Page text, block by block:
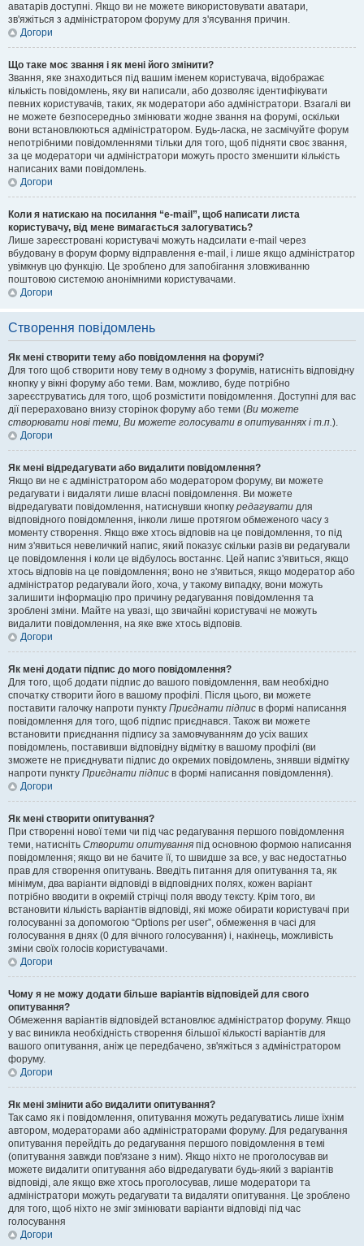
аватарів доступні. Якщо ви не можете використовувати аватари,
зв'яжіться з адміністратором форуму для з'ясування причин.
Догори
Що таке моє звання і як мені його змінити?
Звання, яке знаходиться під вашим іменем користувача, відображає
кількість повідомлень, яку ви написали, або дозволяє ідентифікувати
певних користувачів, таких, як модератори або адміністратори. Взагалі ви
не можете безпосередньо змінювати жодне звання на форумі, оскільки
вони встановлюються адміністратором. Будь-ласка, не засмічуйте форум
непотрібними повідомленнями тільки для того, щоб підняти своє звання,
за це модератори чи адміністратори можуть просто зменшити кількість
написаних вами повідомлень.
Догори
Коли я натискаю на посилання “e-mail”, щоб написати листа
користувачу, від мене вимагається залогуватись?
Лише зареєстровані користувачі можуть надсилати e-mail через
вбудовану в форум форму відправлення e-mail, і лише якщо адміністратор
увімкнув цю функцію. Це зроблено для запобігання зловживанню
поштовою системою анонімними користувачами.
Догори
Створення повідомлень
Як мені створити тему або повідомлення на форумі?
Для того щоб створити нову тему в одному з форумів, натисніть відповідну
кнопку у вікні форуму або теми. Вам, можливо, буде потрібно
зареєструватись для того, щоб розмістити повідомлення. Доступні для вас
дії перераховано внизу сторінок форуму або теми (Ви можете
створювати нові теми, Ви можете голосувати в опитуваннях і т.п.).
Догори
Як мені відредагувати або видалити повідомлення?
Якщо ви не є адміністратором або модератором форуму, ви можете
редагувати і видаляти лише власні повідомлення. Ви можете
відредагувати повідомлення, натиснувши кнопку редагувати для
відповідного повідомлення, інколи лише протягом обмеженого часу з
моменту створення. Якщо вже хтось відповів на це повідомлення, то під
ним з'явиться невеличкий напис, який показує скільки разів ви редагували
це повідомлення і коли це відбулось востаннє. Цей напис з'явиться, якщо
хтось відповів на це повідомлення; воно не з'явиться, якщо модератор або
адміністратор редагували його, хоча, у такому випадку, вони можуть
залишити інформацію про причину редагування повідомлення та
зроблені зміни. Майте на увазі, що звичайні користувачі не можуть
видалити повідомлення, на яке вже хтось відповів.
Догори
Як мені додати підпис до мого повідомлення?
Для того, щоб додати підпис до вашого повідомлення, вам необхідно
спочатку створити його в вашому профілі. Після цього, ви можете
поставити галочку напроти пункту Приєднати підпис в формі написання
повідомлення для того, щоб підпис приєднався. Також ви можете
встановити приєднання підпису за замовчуванням до усіх ваших
повідомлень, поставивши відповідну відмітку в вашому профілі (ви
зможете не приєднувати підпис до окремих повідомлень, знявши відмітку
напроти пункту Приєднати підпис в формі написання повідомлення).
Догори
Як мені створити опитування?
При створенні нової теми чи під час редагування першого повідомлення
теми, натисніть Створити опитування під основною формою написання
повідомлення; якщо ви не бачите її, то швидше за все, у вас недостатньо
прав для створення опитувань. Введіть питання для опитування та, як
мінімум, два варіанти відповіді в відповідних полях, кожен варіант
потрібно вводити в окремій стрічці поля вводу тексту. Крім того, ви
встановити кількість варіантів відповіді, які може обирати користувачі при
голосуванні за допомогою “Options per user”, обмеження в часі для
голосування в днях (0 для вічного голосування) і, накінець, можливість
зміни своїх голосів користувачами.
Догори
Чому я не можу додати більше варіантів відповідей для свого
опитування?
Обмеження варіантів відповідей встановлює адміністратор форуму. Якщо
у вас виникла необхідність створення більшої кількості варіантів для
вашого опитування, аніж це передбачено, зв'яжіться з адміністратором
форуму.
Догори
Як мені змінити або видалити опитування?
Так само як і повідомлення, опитування можуть редагуватись лише їхнім
автором, модераторами або адміністраторами форуму. Для редагування
опитування перейдіть до редагування першого повідомлення в темі
(опитування завжди пов'язане з ним). Якщо ніхто не проголосував ви
можете видалити опитування або відредагувати будь-який з варіантів
відповіді, але якщо вже хтось проголосував, лише модератори та
адміністратори можуть редагувати та видаляти опитування. Це зроблено
для того, щоб ніхто не зміг змінювати варіанти відповіді під час
голосування
Догори